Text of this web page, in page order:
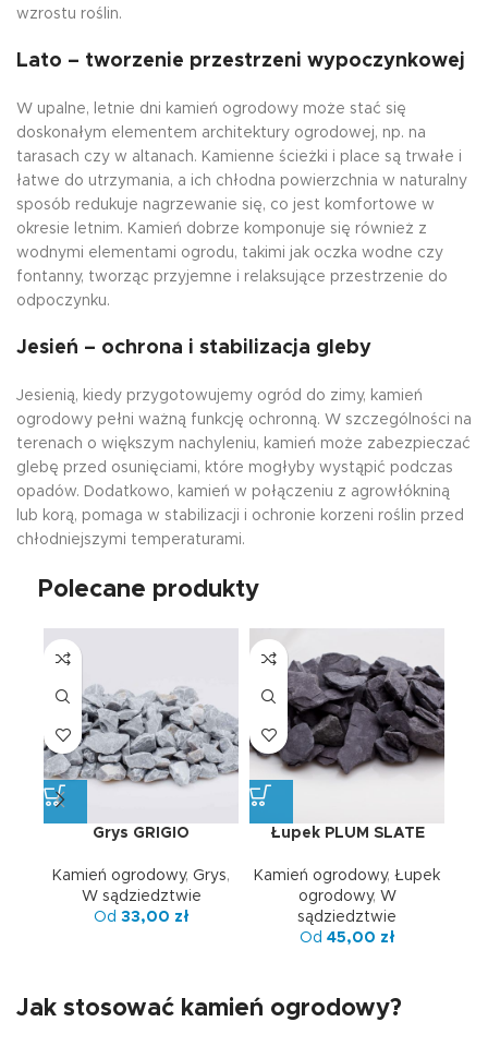
wzrostu roślin.
Lato – tworzenie przestrzeni wypoczynkowej
W upalne, letnie dni kamień ogrodowy może stać się
doskonałym elementem architektury ogrodowej, np. na
tarasach czy w altanach. Kamienne ścieżki i place są trwałe i
łatwe do utrzymania, a ich chłodna powierzchnia w naturalny
sposób redukuje nagrzewanie się, co jest komfortowe w
okresie letnim. Kamień dobrze komponuje się również z
wodnymi elementami ogrodu, takimi jak oczka wodne czy
fontanny, tworząc przyjemne i relaksujące przestrzenie do
odpoczynku.
Jesień – ochrona i stabilizacja gleby
Jesienią, kiedy przygotowujemy ogród do zimy, kamień
ogrodowy pełni ważną funkcję ochronną. W szczególności na
terenach o większym nachyleniu, kamień może zabezpieczać
glebę przed osunięciami, które mogłyby wystąpić podczas
opadów. Dodatkowo, kamień w połączeniu z agrowłókniną
lub korą, pomaga w stabilizacji i ochronie korzeni roślin przed
chłodniejszymi temperaturami.
Polecane produkty
Grys GRIGIO
Kamień ogrodowy, Grys,
W sądziedztwie
Od 33,00 zł
Łupek PLUM SLATE
Kamień ogrodowy, Łupek
ogrodowy, W
sądziedztwie
Od 45,00 zł
Jak stosować kamień ogrodowy?